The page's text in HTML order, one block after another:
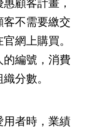
顧客計畫，
不需要繳交
網上購買。
編號，消費
分數。
用者時，業績